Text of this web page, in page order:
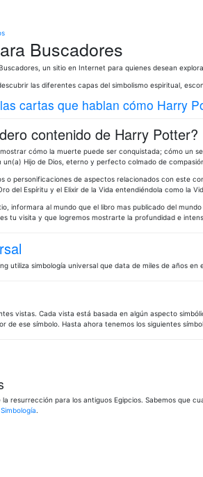
Buscadores
un sitio en Internet para quienes desean
las diferentes capas del simbolismo espiritual,
cartas que hablan cómo Harry
contenido de Harry Potter?
cómo la muerte puede ser conquistada; cómo un
Hijo de Dios, eterno y perfecto colmado de
o personificaciones de aspectos relacionados con este
del Espíritu y el Elixir de la Vida entendiéndola como la
informara al mundo que el libro mas publicado del
tu visita y que logremos mostrarte la profundidad e
utiliza simbología universal que data de miles de años
vistas. Cada vista está basada en algún aspecto
de ese símbolo. Hasta ahora tenemos los siguientes
resurrección para los antiguos Egipcios. Sabemos que
Simbología.